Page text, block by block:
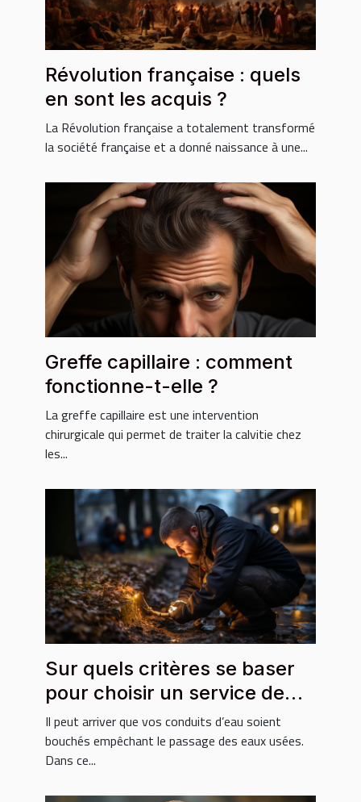
Révolution française : quels
en sont les acquis ?
La Révolution française a totalement transformé
la société française et a donné naissance à une...
Greffe capillaire : comment
fonctionne-t-elle ?
La greffe capillaire est une intervention
chirurgicale qui permet de traiter la calvitie chez
les...
Sur quels critères se baser
pour choisir un service de
débouchage ?
Il peut arriver que vos conduits d’eau soient
bouchés empêchant le passage des eaux usées.
Dans ce...